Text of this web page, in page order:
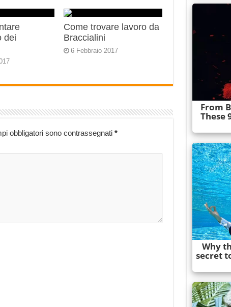
dei
Come trovare lavoro da
Braccialini
6 Febbraio 2017
obbligatori sono contrassegnati *